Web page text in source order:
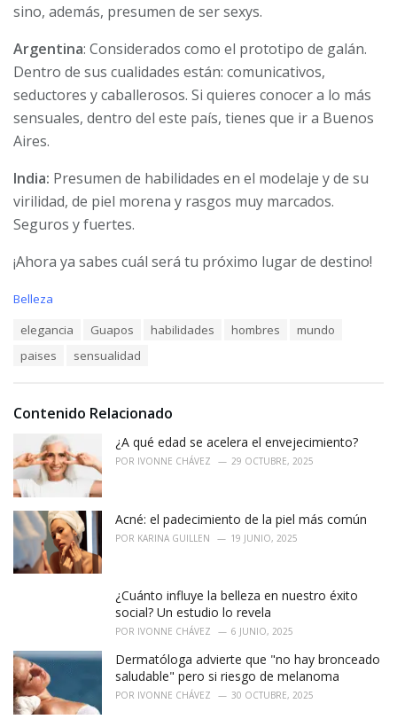
sino, además, presumen de ser sexys.
Argentina: Considerados como el prototipo de galán.
Dentro de sus cualidades están: comunicativos,
seductores y caballerosos. Si quieres conocer a lo más
sensuales, dentro del este país, tienes que ir a Buenos
Aires.
India: Presumen de habilidades en el modelaje y de su
virilidad, de piel morena y rasgos muy marcados.
Seguros y fuertes.
¡Ahora ya sabes cuál será tu próximo lugar de destino!
C
i
:
Belleza
elegancia Guapos habilidades hombres
mundo
paises
sensualidad
Contenido Relacionado
¿A qué edad se acelera el envejecimiento?
POR IVONNE CHÁVEZ 29 OCTUBRE, 2025
Acné: el padecimiento de la piel más común
POR KARINA GUILLEN 19 JUNIO, 2025
¿Cuánto influye la belleza en nuestro éxito
social? Un estudio lo revela
POR IVONNE CHÁVEZ 6 JUNIO, 2025
Dermatóloga advierte que "no hay bronceado
saludable" pero si riesgo de melanoma
POR IVONNE CHÁVEZ 30 OCTUBRE, 2025